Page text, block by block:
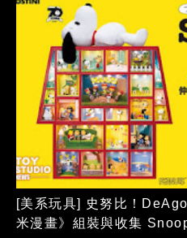
[美系玩具] 史努比！
米漫畫》組裝與收集